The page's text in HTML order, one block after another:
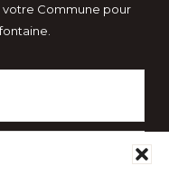
votre Commune pour